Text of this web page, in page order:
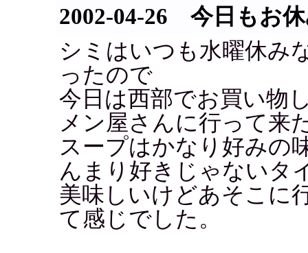
2002-04-26 今日もお
シミはいつも水曜休み
ったので
今日は西部でお買い物
メン屋さんに行って来
スープはかなり好みの
んまり好きじゃないタ
美味しいけどあそこに
て感じでした。